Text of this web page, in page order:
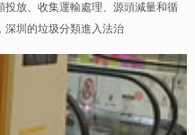
投放、收集運輸處理、源頭減量和循
深圳的垃圾分類進入法治